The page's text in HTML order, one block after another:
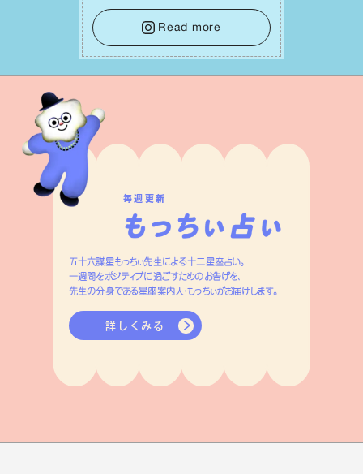
せになっていくイメージを持って⼀歩を
踏み出して。⼀⼈⼀⼈の良いところが混
ざり合い、ハッピーな未来が形作られて
いきます。
Read more
毎週更新
五十六謀星もっちぃ先生による十二星座占い。
一週間をポジティブに過ごすためのお告げを、
先生の分身である星座案内人・もっちぃがお届けします。
詳しくみる